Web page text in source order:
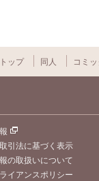
ップ 同人 コミ
引法に基づく表示
の取扱いについて
イアンスポリシー